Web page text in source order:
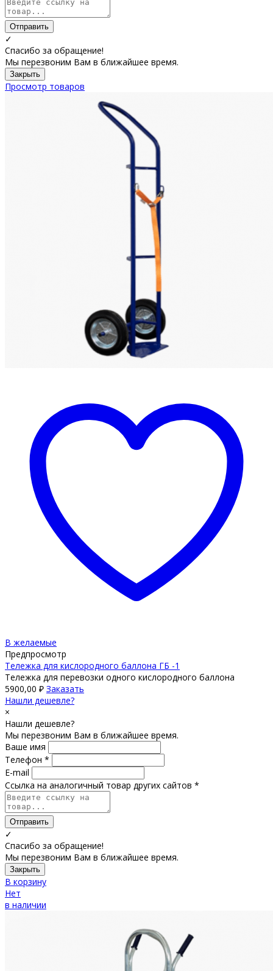
Отправить
✓
Спасибо за обращение!
Мы перезвоним Вам в ближайшее время.
Закрыть
Просмотр товаров
В желаемые
Предпросмотр
Тележка для кислородного баллона ГБ -1
Тележка для перевозки одного кислородного баллона
5900,00 ₽ Заказать
Нашли дешевле?
×
Нашли дешевле?
Мы перезвоним Вам в ближайшее время.
Ваше имя
Телефон *
E-mail
Ссылка на аналогичный товар других сайтов *
Отправить
✓
Спасибо за обращение!
Мы перезвоним Вам в ближайшее время.
Закрыть
В корзину
Нет
в наличии